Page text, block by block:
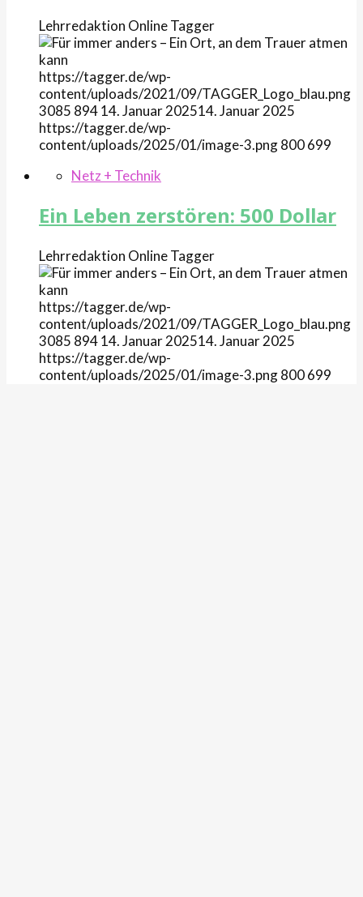
Lehrredaktion OnlineTagger
https://tagger.de/wp-
content/uploads/2021/09/TAGGER_Logo_blau.png
3085 89414. Januar 202514. Januar 2025
https://tagger.de/wp-
content/uploads/2025/01/image-3.png800699
Netz + Technik
Ein Leben zerstören: 500 Dollar
Lehrredaktion OnlineTagger
https://tagger.de/wp-
content/uploads/2021/09/TAGGER_Logo_blau.png
3085 89414. Januar 202514. Januar 2025
https://tagger.de/wp-
content/uploads/2025/01/image-3.png800699